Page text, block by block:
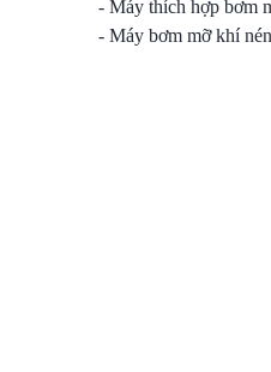
- Máy thích hợp bơm
- Máy bơm mỡ khí